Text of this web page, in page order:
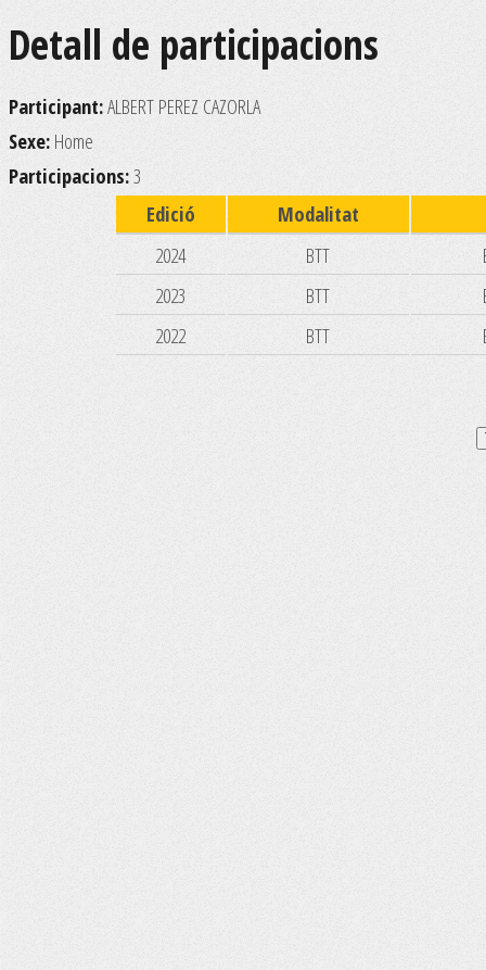
Detall de participacions
Participant:ALBERT PEREZ CAZORLA
Sexe: Home
Participacions:3
Edició
Modalitat
2024
BTT
2023
BTT
2022
BTT